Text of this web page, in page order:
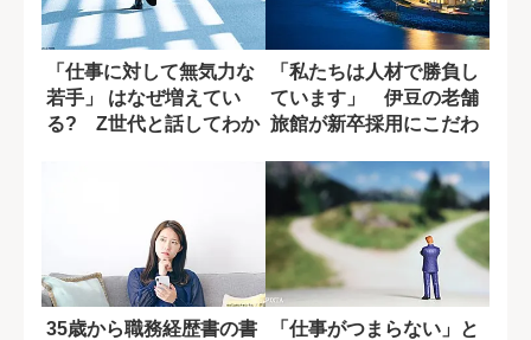
「仕事に対して無気力な
若手」 はなぜ増えてい
る? Z世代と話してわか
「私たちは人材で勝負し
ています」 伊豆の老舗
旅館が新卒採用にこだわ
35歳から職務経歴書の書
「仕事がつまらない」と